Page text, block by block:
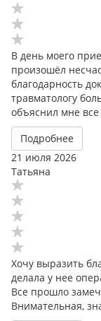
В день моего
произошёл
благодарность
травматологу
объяснил мне
Подробнее
21 июля 2026
Татьяна
Хочу выразить
делала у нее
Все прошло
Внимательная,